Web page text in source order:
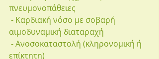
πνευμονοπάθειες
αιμοδυναμική διαταραχή
επίκτητη)